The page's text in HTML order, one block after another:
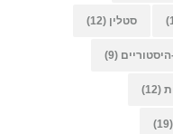
סטלין (12)
(9)
(12)
(19)